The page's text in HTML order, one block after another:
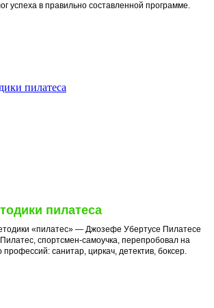
успеха в правильно составленной программе.
пилатеса
«пилатес» — Джозефе Убертусе Пилатесе
спортсмен-самоучка, перепробовал на
профессий: санитар, циркач, детектив, боксер.